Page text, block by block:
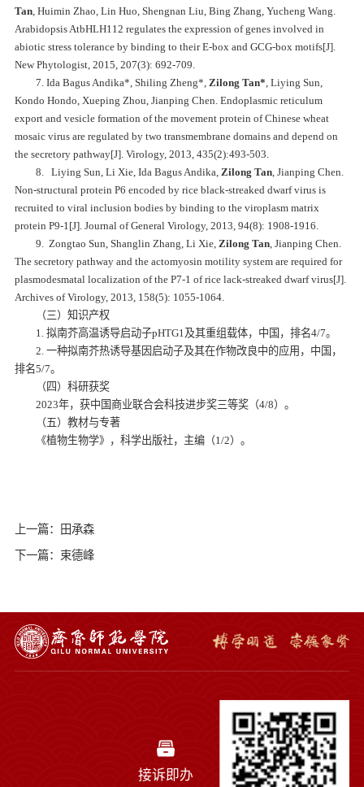
Tan , Huimin Zhao, Lin Huo, Shengnan Liu, Bing Zhang, Yucheng Wang.
Arabidopsis AtbHLH112 regulates the expression of genes involved in
abiotic stress tolerance by binding to their E‐box and GCG‐box motifs[J].
New Phytologist, 2015, 207(3): 692-709.
7. Ida Bagus Andika*, Shiling Zheng*, Zilong Tan* , Liying Sun,
Kondo Hondo, Xueping Zhou, Jianping Chen. Endoplasmic reticulum
export and vesicle formation of the movement protein of Chinese wheat
mosaic virus are regulated by two transmembrane domains and depend on
the secretory pathway[J]. Virology, 2013, 435(2):493-503.
8. Liying Sun, Li Xie, Ida Bagus Andika, Zilong Tan , Jianping Chen.
Non-structural protein P6 encoded by rice black-streaked dwarf virus is
recruited to viral inclusion bodies by binding to the viroplasm matrix
protein P9-1[J]. Journal of General Virology, 2013, 94(8): 1908-1916.
9. Zongtao Sun, Shanglin Zhang, Li Xie, Zilong Tan , Jianping Chen.
The secretory pathway and the actomyosin motility system are required for
plasmodesmatal localization of the P7-1 of rice lack-streaked dwarf virus[J].
Archives of Virology, 2013, 158(5): 1055-1064.
（三）知识产权
1. 拟南芥高温诱导启动子pHTG1及其重组载体，中国，排名4/7。
2. 一种拟南芥热诱导基因启动子及其在作物改良中的应用，中国，
排名5/7。
（四）科研获奖
2023年，获中国商业联合会科技进步奖三等奖（4/8）。
（五）教材与专著
《植物生物学》，科学出版社，主编（1/2）。
上一篇：田承森
下一篇：束德峰
接诉即办